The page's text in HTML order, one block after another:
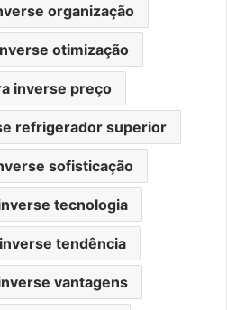
organização
otimização
inverse preço
refrigerador superior
sofisticação
tecnologia
tendência
vantagens